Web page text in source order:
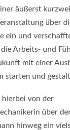
äußerst
über
ein und
Arbeits- und
mit einer
starten und
hierbei von der
über
hinweg ein